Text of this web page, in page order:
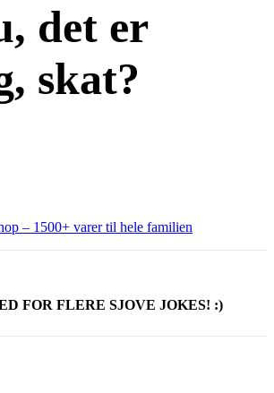
det er
skat?
FOR FLERE SJOVE JOKES! :)